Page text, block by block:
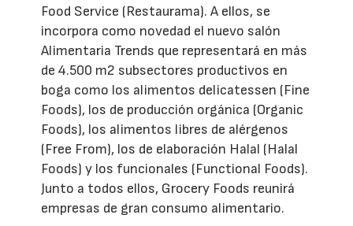
Food Service (Restaurama). A ellos, se
incorpora como novedad el nuevo salón
Alimentaria Trends que representará en más
de 4.500 m2 subsectores productivos en
boga como los alimentos delicatessen (Fine
Foods), los de producción orgánica (Organic
Foods), los alimentos libres de alérgenos
(Free From), los de elaboración Halal (Halal
Foods) y los funcionales (Functional Foods).
Junto a todos ellos, Grocery Foods reunirá
empresas de gran consumo alimentario.